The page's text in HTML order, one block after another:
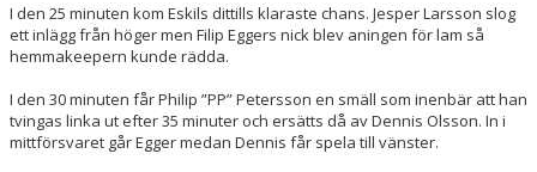
I den 25 minuten kom Eskils dittills klaraste chans. Jesper Larsson slog
ett inlägg från höger men Filip Eggers nick blev aningen för lam så
hemmakeepern kunde rädda.
I den 30 minuten får Philip ”PP” Petersson en smäll som inenbär att han
tvingas linka ut efter 35 minuter och ersätts då av Dennis Olsson. In i
mittförsvaret går Egger medan Dennis får spela till vänster.